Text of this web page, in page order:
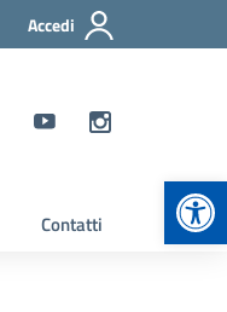
Accedi
Contatti